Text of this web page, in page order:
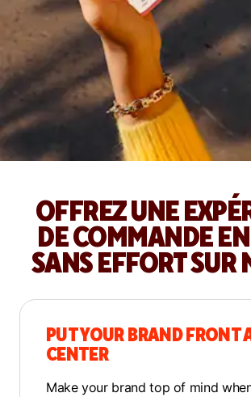
OFFREZ UNE
DE COMMANDE
SANS EFFORT SUR
PUT YOUR BRAND FRONT
CENTER
Make your brand top of mind